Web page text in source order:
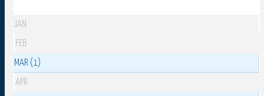
JAN
FEB
MAR (1)
APR